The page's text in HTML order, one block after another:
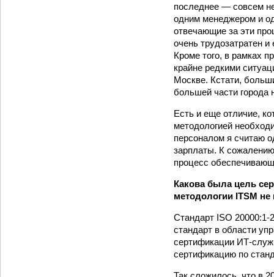
последнее — совсем
одним менеджером и
отвечающие за эти
очень трудозатратен
Кроме того, в рамках
крайне редкими
Москве. Кстати,
большей части города
Есть и еще отличие,
методологией
персоналом я считаю
зарплаты. К
процесс
Какова была цель
методологии ITSM
Стандарт ISO 20000:1-
стандарт в области
сертификации ИТ-
сертификацию по